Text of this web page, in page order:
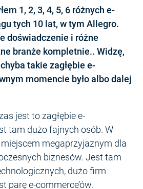
1, 2, 3, 4, 5, 6 różnych e-
tych 10 lat, w tym Allegro.
doświadczenie i różne
branże kompletnie.. Widzę,
takie zagłębie e-
momencie było albo dalej
jest to zagłębie e-
tam dużo fajnych osób. W
megaprzyjaznym dla
biznesów. Jest tam
dużo firm
parę e-commerce’ów.